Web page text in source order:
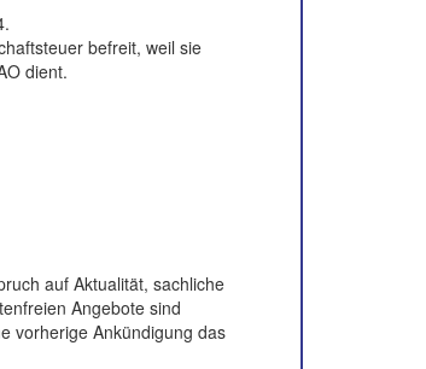
befreit, weil sie
dient.
auf Aktualität, sachliche
Angebote sind
vorherige Ankündigung das